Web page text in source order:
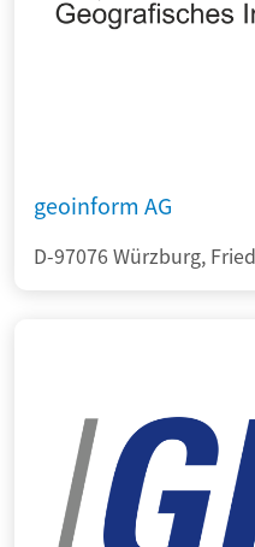
geoinform AG
D-97076 Würzburg,